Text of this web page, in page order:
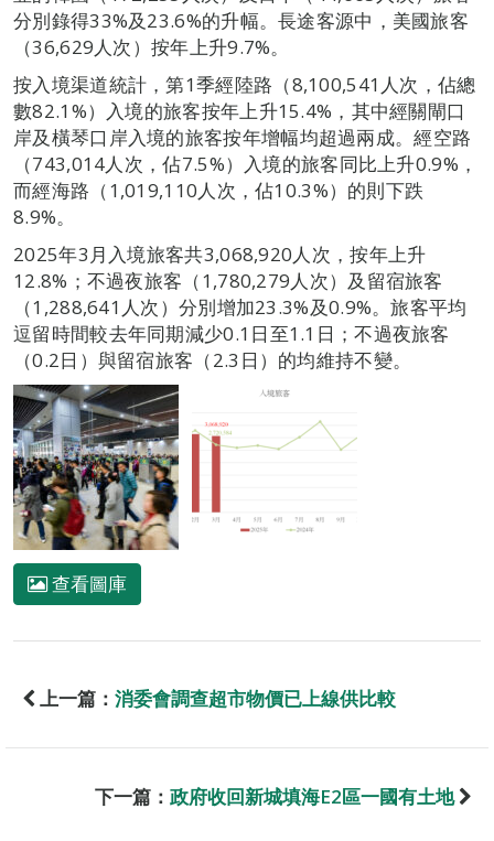
分別錄得33%及23.6%的升幅。長途客源中，美國旅客
（36,629人次）按年上升9.7%。
按入境渠道統計，第1季經陸路（8,100,541人次，佔總
數82.1%）入境的旅客按年上升15.4%，其中經關閘口
岸及橫琴口岸入境的旅客按年增幅均超過兩成。經空路
（743,014人次，佔7.5%）入境的旅客同比上升0.9%，
而經海路（1,019,110人次，佔10.3%）的則下跌
8.9%。
2025年3月入境旅客共3,068,920人次，按年上升
12.8%；不過夜旅客（1,780,279人次）及留宿旅客
（1,288,641人次）分別增加23.3%及0.9%。旅客平均
逗留時間較去年同期減少0.1日至1.1日；不過夜旅客
（0.2日）與留宿旅客（2.3日）的均維持不變。
查看圖庫
上一篇： 消委會調查超市物價已上線供比較
下一篇： 政府收回新城填海E2區一國有土地